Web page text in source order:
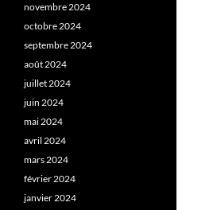
novembre 2024
octobre 2024
septembre 2024
août 2024
juillet 2024
juin 2024
mai 2024
avril 2024
mars 2024
février 2024
janvier 2024